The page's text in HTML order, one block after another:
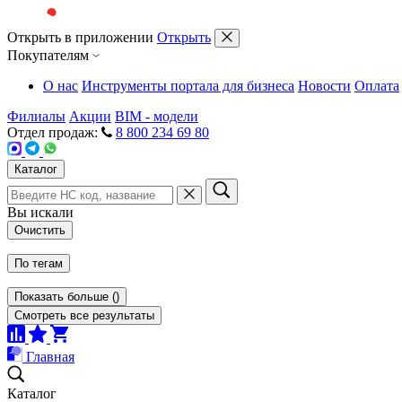
Открыть в приложении Открыть
Покупателям
О нас Инструменты портала для бизнеса Новости Оплата
Филиалы Акции BIM - модели
Отдел продаж:
8 800 234 69 80
Каталог
Вы искали
Очистить
По тегам
Показать больше ()
Смотреть все результаты
Главная
Каталог